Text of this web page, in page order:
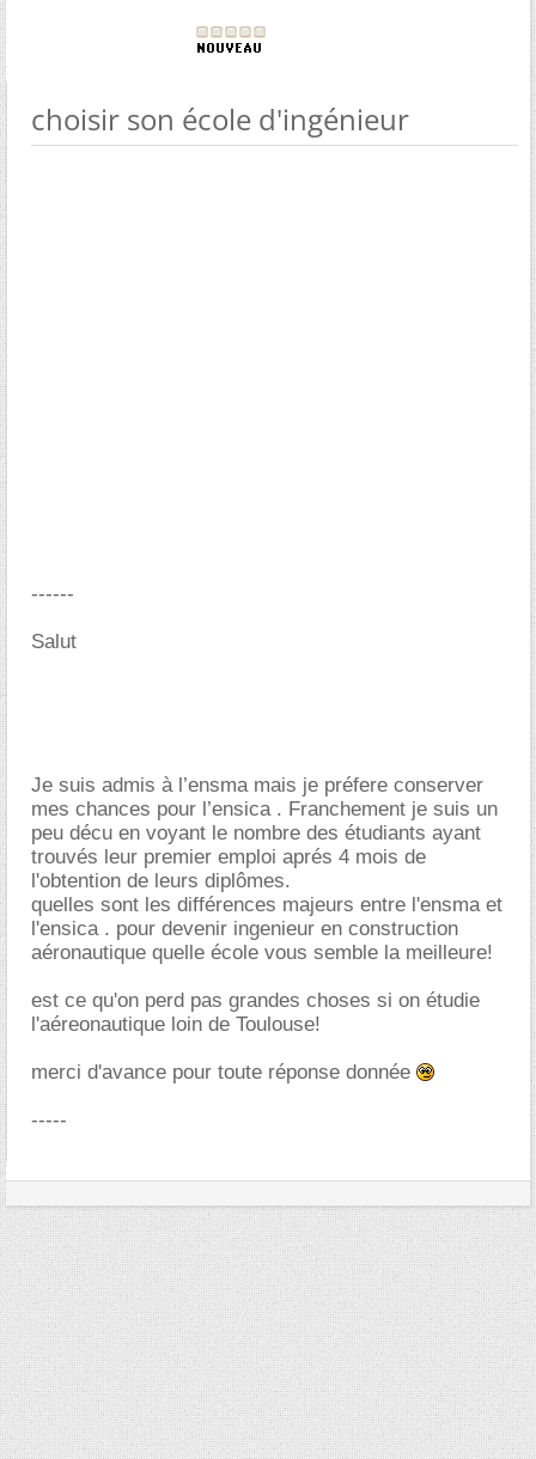
choisir son école d'ingénieur
------
Salut
Je suis admis à l’ensma mais je préfere conserver
mes chances pour l’ensica . Franchement je suis un
peu décu en voyant le nombre des étudiants ayant
trouvés leur premier emploi aprés 4 mois de
l'obtention de leurs diplômes.
quelles sont les différences majeurs entre l'ensma et
l'ensica . pour devenir ingenieur en construction
aéronautique quelle école vous semble la meilleure!
est ce qu'on perd pas grandes choses si on étudie
l'aéreonautique loin de Toulouse!
merci d'avance pour toute réponse donnée
-----